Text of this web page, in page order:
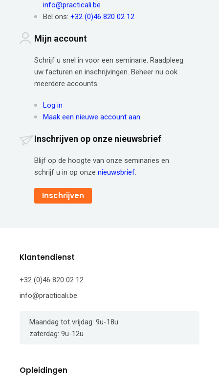
info@practicali.be
Bel ons: +32 (0)46 820 02 12
Mijn account
Schrijf u snel in voor een seminarie. Raadpleeg
uw facturen en inschrijvingen. Beheer nu ook
meerdere accounts.
Log in
Maak een nieuwe account aan
Inschrijven op onze nieuwsbrief
Blijf op de hoogte van onze seminaries en
schrijf u in op onze nieuwsbrief.
Inschrijven
Opleidingen
Klantendienst
+32 (0)46 820 02 12
info@practicali.be
Maandag tot vrijdag: 9u-18u
zaterdag: 9u-12u